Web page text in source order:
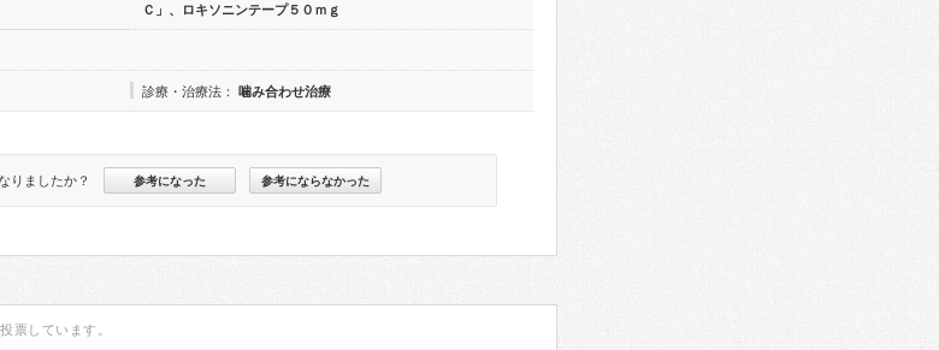
Ｃ」、ロキソニンテープ５０ｍｇ
診療・治療法： 噛み合わせ治療
りましたか？ 参考になった 参考にならなかった
票しています。